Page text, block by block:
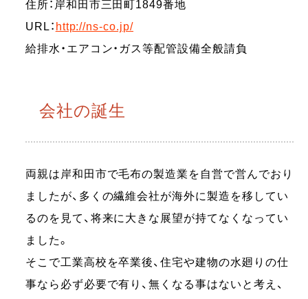
住所：岸和田市三田町1849番地
URL： http://ns-co.jp/
給排水・エアコン・ガス等配管設備全般請負
会社の誕生
両親は岸和田市で毛布の製造業を自営で営んでおり
ましたが、多くの繊維会社が海外に製造を移してい
るのを見て、将来に大きな展望が持てなくなってい
ました。
そこで工業高校を卒業後、住宅や建物の水廻りの仕
事なら必ず必要で有り、無くなる事はないと考え、